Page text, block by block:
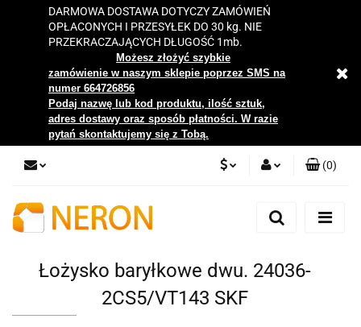
DARMOWA DOSTAWA DOTYCZY ZAMÓWIEŃ
OPŁACONYCH I PRZESYŁEK DO 30 kg. NIE
PRZEKRACZAJĄCYCH DŁUGOŚĆ 1mb.
Możesz złożyć szybkie
zamówienie w naszym sklepie poprzez SMS na
numer 664726856
Podaj nazwę lub kod produktu, ilość sztuk,
adres dostawy oraz sposób płatności. W razie
pytań skontaktujemy się z Tobą.
Zaloguj się
Zgody cookies
(0)
Łożysko baryłkowe dwu. 24036-
2CS5/VT143 SKF